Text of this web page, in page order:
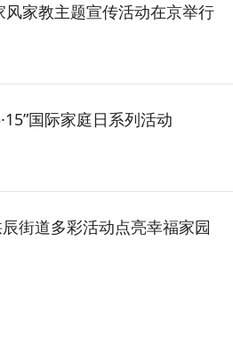
家教主题宣传活动在京举行
国际家庭日系列活动
街道多彩活动点亮幸福家园